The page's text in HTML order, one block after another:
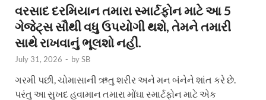
વરસાદ દરમિયાન તમારા સ્માર્ટફોન માટે આ 5
ગેજેટ્સ સૌથી વધુ ઉપયોગી થશે, તેમને તમારી
સાથે રાખવાનું ભૂલશો નહીં.
July 31, 2026 - bySB
ગરમી પછી, ચોમાસાની ઋતુ શરીર અને મન બંનેને શાંત કરે છે.
પરંતુ આ સુખદ હવામાન તમારા મોંઘા સ્માર્ટફોન માટે એક